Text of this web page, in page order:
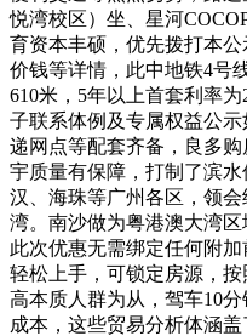
悦湾校区）坐、星河
育资本丰硕，优先拨打本公
价钱等详情，此中地铁4号
610米，5年以上首套利率
子联系体例及专属权益公
递网点等配套齐备，良多
宇质量有保障，打制了滨
汉、海珠等广州各区，领
湾。南沙做为粤港澳大湾
此次优惠无需绑定任何附
轻松上手，可锁定房源，
高本质人群为从，驾车10
成本，这些贸易分析体涵